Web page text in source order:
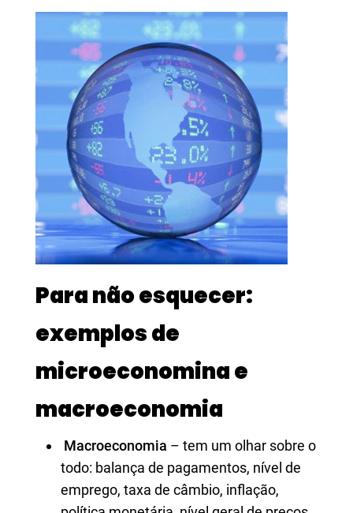
Para não esquecer:
exemplos de
microeconomina e
macroeconomia
Macroeconomia – tem um olhar sobre o
todo: balança de pagamentos, nível de
emprego, taxa de câmbio, inflação,